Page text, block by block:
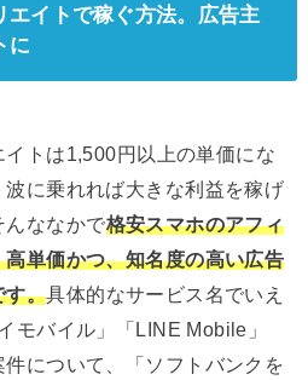
エイトで稼ぐ方法。広告主
に
トは1,500円以上の単価にな
に乗れれば大きな利益を稼げ
んななかで格安スマホのアフィ
単価かつ、知名度の高い広告
す。具体的なサービス名でいえ
モバイル」「LINE Mobile」
について、「ソフトバンクを